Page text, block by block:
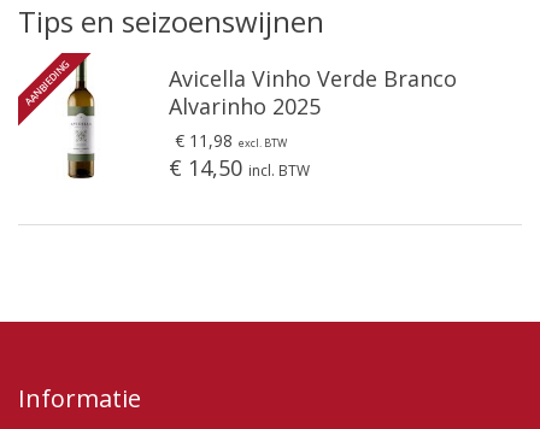
Tips en seizoenswijnen
AANBIEDING
Avicella Vinho Verde Branco
Alvarinho 2025
€ 11,98 excl. BTW
€ 14,50 incl. BTW
Informatie